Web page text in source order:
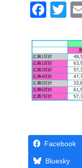
F
c
e
b
o
o
T
tt
er
Facebook
Bluesky